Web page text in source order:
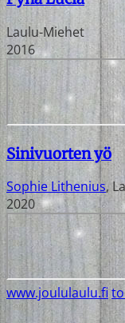
Laulu-Miehet
2016
Sinivuorten yö
Sophie Lithenius,
2020
www.joululaulu.fi